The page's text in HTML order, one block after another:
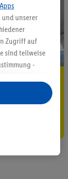
und unserer
Zugriff auf
sind teilweise
-
TCF
werden